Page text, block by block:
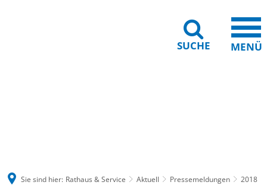
SUCHE MENÜ
Sie sind hier: Rathaus & Service Aktuell Pressemeldungen
2018